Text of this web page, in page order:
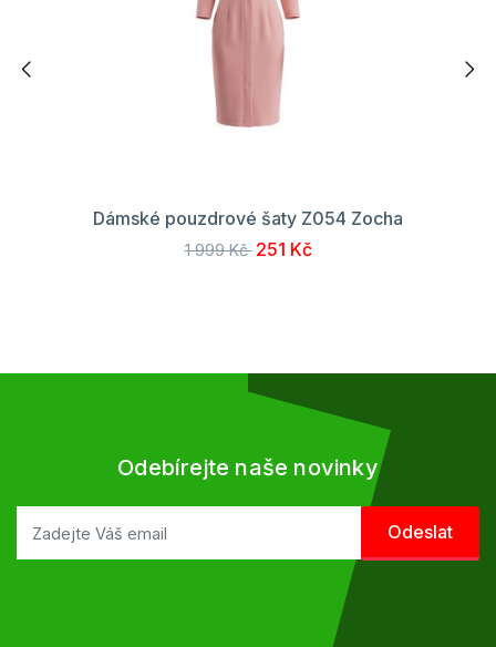
Dámské pouzdrové šaty Z054 Zocha
1 999 Kč 251 Kč
Odebírejte naše novinky